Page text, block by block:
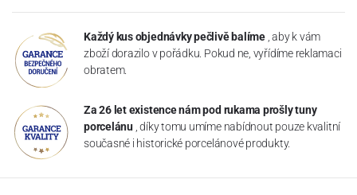
Každý kus objednávky pečlivě balíme , aby k vám
zboží dorazilo v pořádku. Pokud ne, vyřídíme reklamaci
obratem.
Za 26 let existence nám pod rukama prošly tuny
porcelánu , díky tomu umíme nabídnout pouze kvalitní
současné i historické porcelánové produkty.